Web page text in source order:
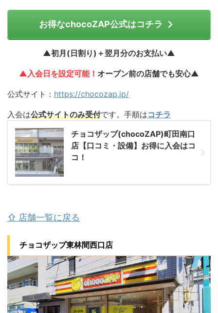
お得なchocoZAP公式はコチラ
▲初月(日割り)＋翌月分のお支払い▲
▲入会日を設定可能！ オープン前の店舗でも安心▲
公式サイト： https://chocozap.jp/
入会は公式サイトのみ受付です。手順はコチラ
チョコザップ(chocoZAP)町田南口
店【口コミ・設備】お得に入会はコ
コ！
⇧ 店舗一覧に戻る
チョコザップ東林間西口店